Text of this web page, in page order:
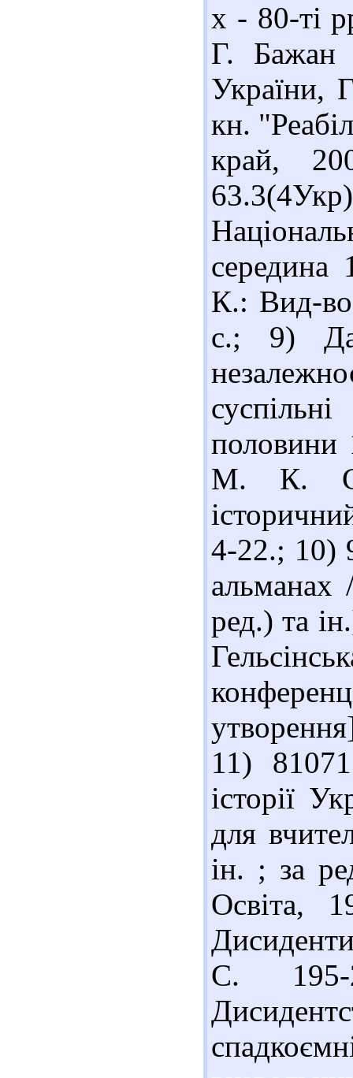
х - 80-ті
Г. Бажан
України,
кн.
край,
К.: Вид-
с.; 9)
М. К.
4-22.; 10)
ред.) та
11)
історії
для
ін. ; за
Освіта,
С.